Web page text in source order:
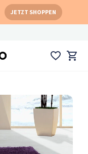
JETZT SHOPPEN